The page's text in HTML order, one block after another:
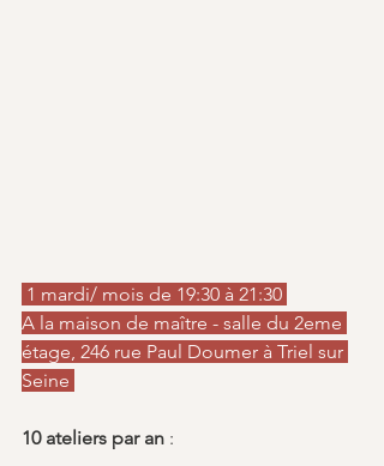
1 mardi/ mois de 19:30 à 21:30
A la maison de maître - salle du 2eme
étage, 246 rue Paul Doumer à Triel sur
Seine
10 ateliers par an :